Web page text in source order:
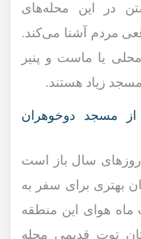
در این محله‌های
مردم آشنا می‌کند.
یا ماست و پنیر
زیاد هستند.
از مسجد دوخوهران
سال باز است
بهتری برای سفر به
هوای این منطقه
توت قدیمی محله